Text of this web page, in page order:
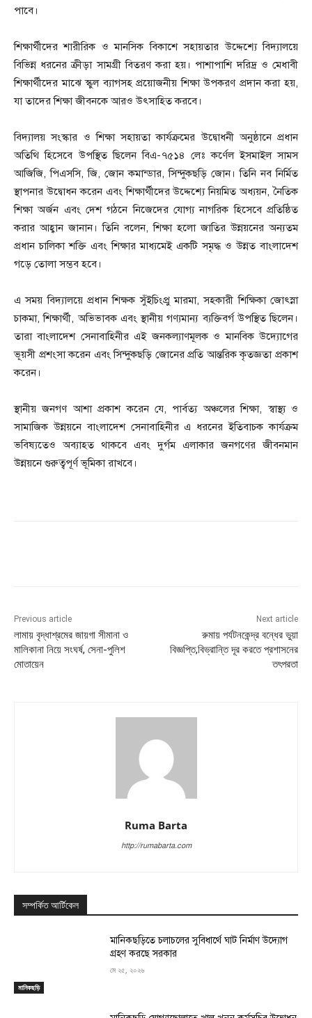
পাবে।
শিক্ষার্থীদের শারীরিক ও মানসিক বিকাশে সহায়তার উদ্দেশ্যে বিদ্যালয়ে
বিভিন্ন ধরনের ক্রীড়া সামগ্রী বিতরণ করা হয়। পাশাপাশি দরিদ্র ও মেধাবী
শিক্ষার্থীদের মাঝে স্কুল ব্যাগসহ প্রয়োজনীয় শিক্ষা উপকরণ প্রদান করা হয়,
যা তাদের শিক্ষা জীবনকে আরও উৎসাহিত করবে।
বিদ্যালয় সংস্কার ও শিক্ষা সহায়তা কার্যক্রমের উদ্বোধনী অনুষ্ঠানে প্রধান
অতিথি হিসেবে উপস্থিত ছিলেন বিএ-৭৫১৪ লেঃ কর্ণেল ইসমাইল সামস
আজিজি, পিএসসি, জি, জোন কমান্ডার, সিন্দুকছড়ি জোন। তিনি নব নির্মিত
স্থাপনার উদ্বোধন করেন এবং শিক্ষার্থীদের উদ্দেশ্যে নিয়মিত অধ্যয়ন, নৈতিক
শিক্ষা অর্জন এবং দেশ গঠনে নিজেদের যোগ্য নাগরিক হিসেবে প্রতিষ্ঠিত
করার আহ্বান জানান। তিনি বলেন, শিক্ষা হলো জাতির উন্নয়নের অন্যতম
প্রধান চালিকা শক্তি এবং শিক্ষার মাধ্যমেই একটি সমৃদ্ধ ও উন্নত বাংলাদেশ
গড়ে তোলা সম্ভব হবে।
এ সময় বিদ্যালয়ে প্রধান শিক্ষক সুঁইচিংপ্রু মারমা, সহকারী শিক্ষিকা জোৎস্না
চাকমা, শিক্ষার্থী, অভিভাবক এবং স্থানীয় গণ্যমান্য ব্যক্তিবর্গ উপস্থিত ছিলেন।
তারা বাংলাদেশ সেনাবাহিনীর এই জনকল্যাণমূলক ও মানবিক উদ্যোগের
ভূয়সী প্রশংসা করেন এবং সিন্দুকছড়ি জোনের প্রতি আন্তরিক কৃতজ্ঞতা প্রকাশ
করেন।
স্থানীয় জনগণ আশা প্রকাশ করেন যে, পার্বত্য অঞ্চলের শিক্ষা, স্বাস্থ্য ও
সামাজিক উন্নয়নে বাংলাদেশ সেনাবাহিনীর এ ধরনের ইতিবাচক কার্যক্রম
ভবিষ্যতেও অব্যাহত থাকবে এবং দুর্গম এলাকার জনগণের জীবনমান
উন্নয়নে গুরুত্বপূর্ণ ভূমিকা রাখবে।
Previous article
লামায় বৃদ্ধাশ্রমের জায়গা সীমানা ও
মালিকানা নিয়ে সংঘর্ষ, সেনা-পুলিশ
মোতায়েন
Next article
রুমায় পর্যটনকেন্দ্র বন্ধের ভুয়া
বিজ্ঞপ্তি,বিভ্রান্তি দূর করতে প্রশাসনের
তৎপরতা
Ruma Barta
http://rumabarta.com
সম্পর্কিত আর্টিকেল
মানিকছড়ি
মানিকছড়িতে চলাচলের সুবিধার্থে ঘাট নির্মাণ উদ্যোগ
গ্রহণ করছে সরকার
মে ২৫, ২০২৬